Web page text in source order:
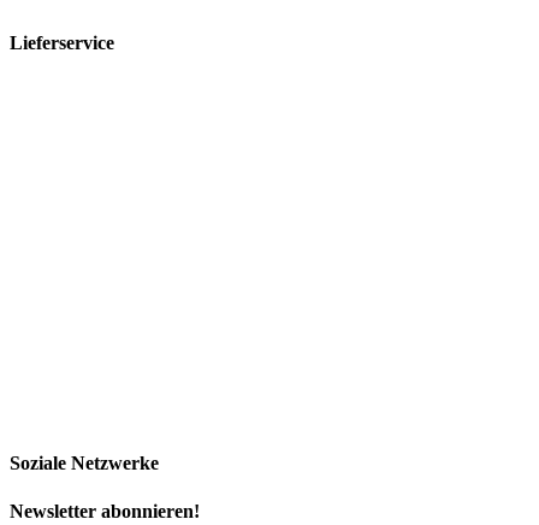
Lieferservice
Soziale Netzwerke
Newsletter abonnieren!